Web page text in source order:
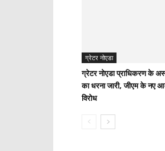
ग्रेटर नोएडा
ग्रेटर नोएडा प्राधिकरण के
का धरना जारी, जीएम के नए
विरोध